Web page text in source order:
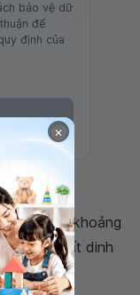
bảo vệ dữ
để
định của
có chứa khoảng
giàu chất dinh
phải là
×